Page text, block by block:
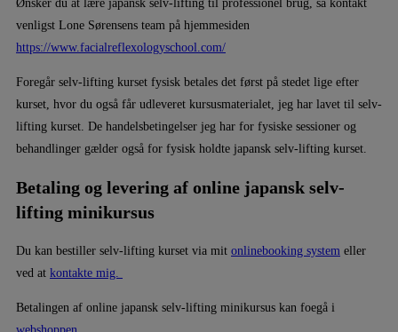
Ønsker du at lære japansk selv-lifting til professionel brug, så kontakt
venligst Lone Sørensens team på hjemmesiden
https://www.facialreflexologyschool.com/
Foregår selv-lifting kurset fysisk betales det først på stedet lige efter
kurset, hvor du også får udleveret kursusmaterialet, jeg har lavet til selv-
lifting kurset. De handelsbetingelser jeg har for fysiske sessioner og
behandlinger gælder også for fysisk holdte japansk selv-lifting kurset.
Betaling og levering af online japansk selv-
lifting minikursus
Du kan bestiller selv-lifting kurset via mit onlinebooking system eller
ved at kontakte mig.
Betalingen af online japansk selv-lifting minikursus kan foegå i